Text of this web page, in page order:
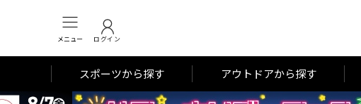
メニュー ログイン
スポーツから探す アウトドアから探す